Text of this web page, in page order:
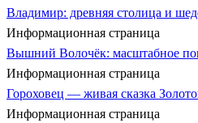
Владимир: древняя столица и
Информационная страница
Вышний Волочёк: масштабное
Информационная страница
Гороховец — живая сказка
Информационная страница